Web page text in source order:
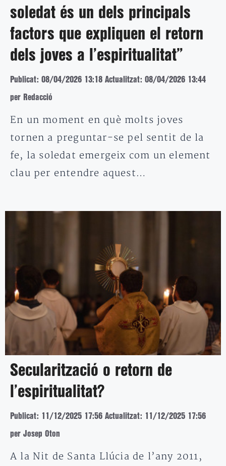
soledat és un dels principals
factors que expliquen el retorn
dels joves a l’espiritualitat”
Publicat: 08/04/2026 13:18 Actualitzat: 08/04/2026 13:44
per Redacció
En un moment en què molts joves
tornen a preguntar-se pel sentit de la
fe, la soledat emergeix com un element
clau per entendre aquest…
Secularització o retorn de
l’espiritualitat?
Publicat: 11/12/2025 17:56 Actualitzat: 11/12/2025 17:56
per Josep Oton
A la Nit de Santa Llúcia de l’any 2011,